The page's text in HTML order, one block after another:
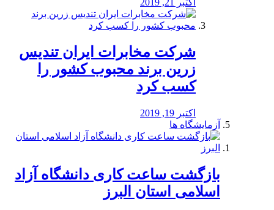
اکتبر 21, 2019
شرکت مخابرات ایران تندیس
زرین برند محبوب کشور را
کسب کرد
اکتبر 19, 2019
آزمایشگاه ها
بازگشت ساعت کاری دانشگاه آزاد
اسلامی استان البرز